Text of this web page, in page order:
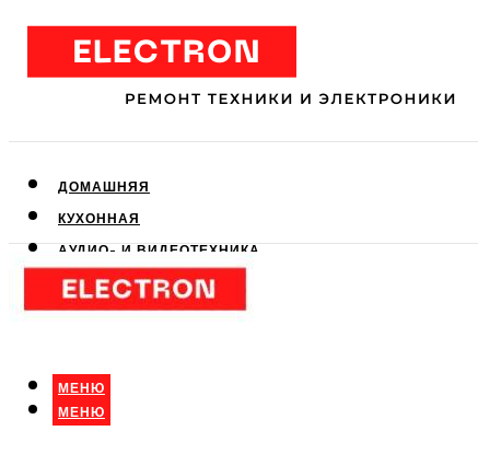
ДОМАШНЯЯ
КУХОННАЯ
АУДИО- И ВИДЕОТЕХНИКА
КЛИМАТИЧЕСКАЯ
ДЛЯ КРАСОТЫ
МЕНЮ
МЕНЮ